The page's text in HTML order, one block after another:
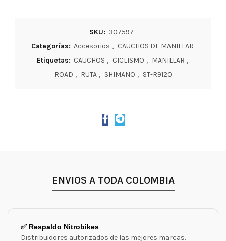
SKU: 307597-
Categorías: Accesorios , CAUCHOS DE MANILLAR
Etiquetas: CAUCHOS , CICLISMO , MANILLAR ,
ROAD , RUTA , SHIMANO , ST-R9120
ENVIOS A TODA COLOMBIA
✅ Respaldo Nitrobikes
Distribuidores autorizados de las mejores marcas.